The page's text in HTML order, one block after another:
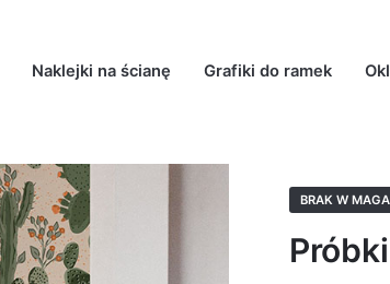
Naklejki na ścianę Grafiki do ramek
BRAK W